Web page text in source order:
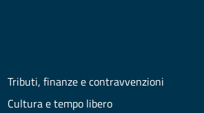
Tributi, finanze e contravvenzioni
Cultura e tempo libero